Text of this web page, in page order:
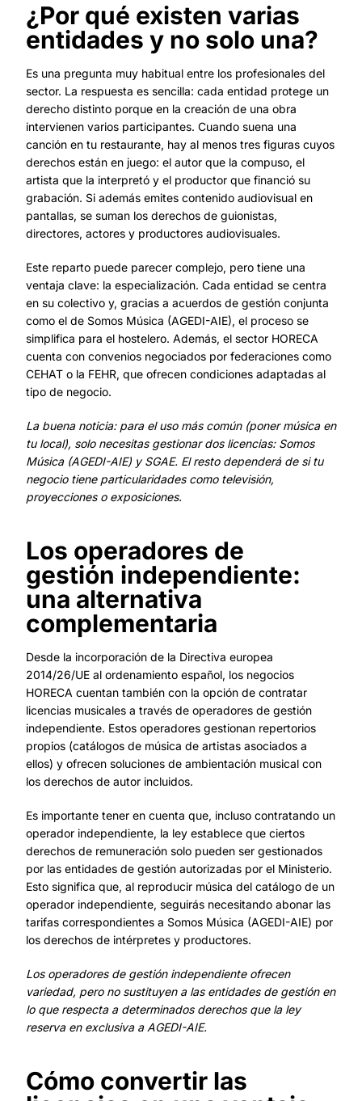
¿Por qué existen varias
entidades y no solo una?
Es una pregunta muy habitual entre los profesionales del
sector. La respuesta es sencilla: cada entidad protege un
derecho distinto porque en la creación de una obra
intervienen varios participantes. Cuando suena una
canción en tu restaurante, hay al menos tres figuras cuyos
derechos están en juego: el autor que la compuso, el
artista que la interpretó y el productor que financió su
grabación. Si además emites contenido audiovisual en
pantallas, se suman los derechos de guionistas,
directores, actores y productores audiovisuales.
Este reparto puede parecer complejo, pero tiene una
ventaja clave: la especialización. Cada entidad se centra
en su colectivo y, gracias a acuerdos de gestión conjunta
como el de Somos Música (AGEDI-AIE), el proceso se
simplifica para el hostelero. Además, el sector HORECA
cuenta con convenios negociados por federaciones como
CEHAT o la FEHR, que ofrecen condiciones adaptadas al
tipo de negocio.
La buena noticia: para el uso más común (poner música en
tu local), solo necesitas gestionar dos licencias: Somos
Música (AGEDI-AIE) y SGAE. El resto dependerá de si tu
negocio tiene particularidades como televisión,
proyecciones o exposiciones.
Los operadores de
gestión independiente:
una alternativa
complementaria
Desde la incorporación de la Directiva europea
2014/26/UE al ordenamiento español, los negocios
HORECA cuentan también con la opción de contratar
licencias musicales a través de operadores de gestión
independiente. Estos operadores gestionan repertorios
propios (catálogos de música de artistas asociados a
ellos) y ofrecen soluciones de ambientación musical con
los derechos de autor incluidos.
Es importante tener en cuenta que, incluso contratando un
operador independiente, la ley establece que ciertos
derechos de remuneración solo pueden ser gestionados
por las entidades de gestión autorizadas por el Ministerio.
Esto significa que, al reproducir música del catálogo de un
operador independiente, seguirás necesitando abonar las
tarifas correspondientes a Somos Música (AGEDI-AIE) por
los derechos de intérpretes y productores.
Los operadores de gestión independiente ofrecen
variedad, pero no sustituyen a las entidades de gestión en
lo que respecta a determinados derechos que la ley
reserva en exclusiva a AGEDI-AIE.
Cómo convertir las